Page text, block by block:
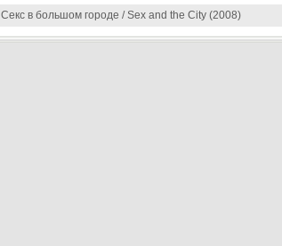
Секс в большом городе / Sex and the City (2008)